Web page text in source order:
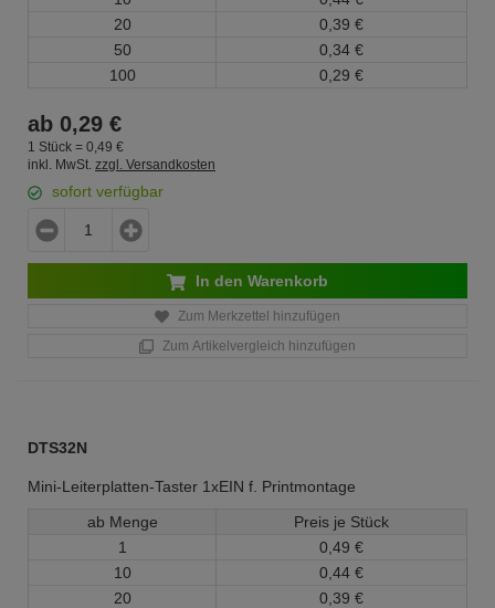
20
0, 39 €
50
0, 34 €
100
0, 29 €
ab 0,29 €
1 Stück = 0, 49 €
inkl. MwSt. zzgl. Versandkosten
sofort verfügbar
In den Warenkorb
Zum Merkzettel hinzufügen
Zum Artikelvergleich hinzufügen
DTS32N
Mini-Leiterplatten-Taster 1xEIN f. Printmontage
ab Menge
Preis je Stück
1
0, 49 €
10
0, 44 €
20
0, 39 €